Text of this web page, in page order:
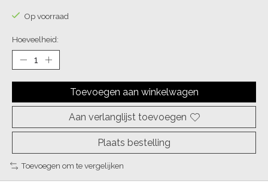
Op voorraad
Hoeveelheid:
Toevoegen aan winkelwagen
Aan verlanglijst toevoegen
Plaats bestelling
Toevoegen om te vergelijken